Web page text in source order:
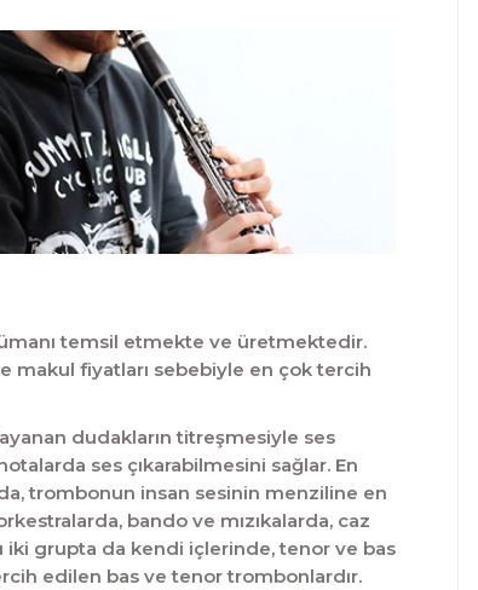
temsil etmekte ve üretmektedir.
makul fiyatları sebebiyle en çok tercih
dudakların titreşmesiyle ses
ses çıkarabilmesini sağlar. En
trombonun insan sesinin menziline en
bando ve mızıkalarda, caz
iki grupta da kendi içlerinde, tenor ve bas
edilen bas ve tenor trombonlardır.